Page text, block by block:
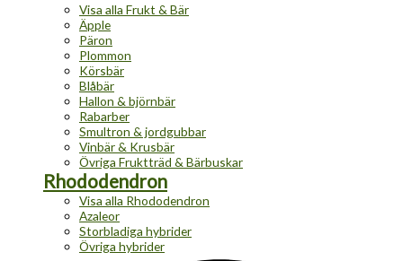
Visa alla Frukt & Bär
Äpple
Päron
Plommon
Körsbär
Blåbär
Hallon & björnbär
Rabarber
Smultron & jordgubbar
Vinbär & Krusbär
Övriga Fruktträd & Bärbuskar
Rhododendron
Visa alla Rhododendron
Azaleor
Storbladiga hybrider
Övriga hybrider